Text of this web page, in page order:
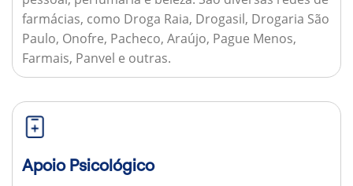
farmácias, como Droga Raia, Drogasil, Drogaria São
Paulo, Onofre, Pacheco, Araújo, Pague Menos,
Farmais, Panvel e outras.
Apoio Psicológico